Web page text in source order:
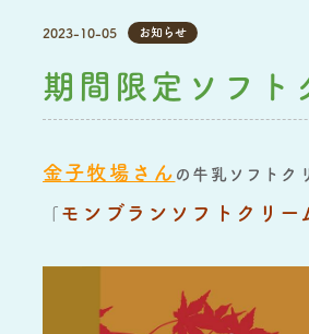
2023-10-05 お知らせ
期間限定ソフト
金子牧場さん の牛乳ソフトク
「 モンブランソフトクリー